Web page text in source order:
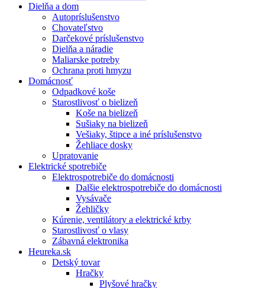
Dielňa a dom
Autopríslušenstvo
Chovateľstvo
Darčekové príslušenstvo
Dielňa a náradie
Maliarske potreby
Ochrana proti hmyzu
Domácnosť
Odpadkové koše
Starostlivosť o bielizeň
Koše na bielizeň
Sušiaky na bielizeň
Vešiaky, štipce a iné príslušenstvo
Žehliace dosky
Upratovanie
Elektrické spotrebiče
Elektrospotrebiče do domácnosti
Dalšie elektrospotrebiče do domácnosti
Vysávače
Žehličky
Kúrenie, ventilátory a elektrické krby
Starostlivosť o vlasy
Zábavná elektronika
Heureka.sk
Detský tovar
Hračky
Plyšové hračky